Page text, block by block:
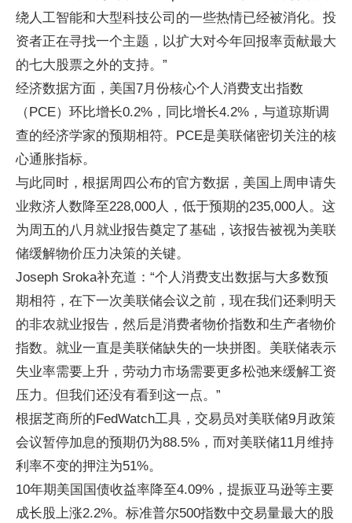
绕人工智能和大型科技公司的一些热情已经被消化。投
资者正在寻找一个主题，以扩大对今年回报率贡献最大
的七大股票之外的支持。”
经济数据方面，美国7月份核心个人消费支出指数
（PCE）环比增长0.2%，同比增长4.2%，与道琼斯调
查的经济学家的预期相符。PCE是美联储密切关注的核
心通胀指标。
与此同时，根据周四公布的官方数据，美国上周申请失
业救济人数降至228,000人，低于预期的235,000人。这
为周五的八月就业报告奠定了基础，该报告被视为美联
储缓解物价压力决策的关键。
Joseph Sroka补充道：“个人消费支出数据与大多数预
期相符，在下一次美联储会议之前，现在我们还剩明天
的非农就业报告，然后是消费者物价指数和生产者物价
指数。就业一直是美联储缺失的一块拼图。美联储表示
失业率需要上升，劳动力市场需要更多松弛来缓解工资
压力。但我们还没有看到这一点。”
根据芝商所的FedWatch工具，交易员对美联储9月政策
会议暂停加息的预期仍为88.5%，而对美联储11月维持
利率不变的押注为51%。
10年期美国国债收益率降至4.09%，提振亚马逊等主要
成长股上涨2.2%。标准普尔500指数中交易量最大的股